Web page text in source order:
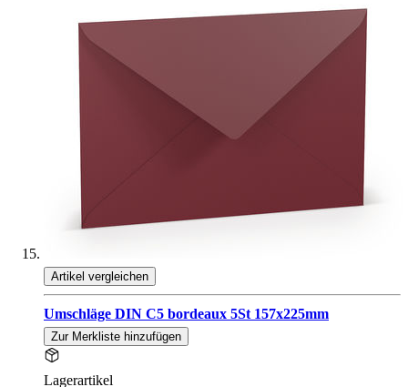
Artikel vergleichen
Umschläge DIN C5 bordeaux 5St 157x225mm
Zur Merkliste hinzufügen
Lagerartikel